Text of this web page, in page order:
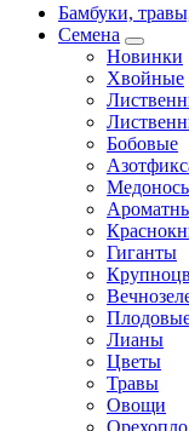
Бамбуки,
Семена
Новинки
Хвойные
Бобовые
Гиганты
Лианы
Цветы
Травы
Овощи